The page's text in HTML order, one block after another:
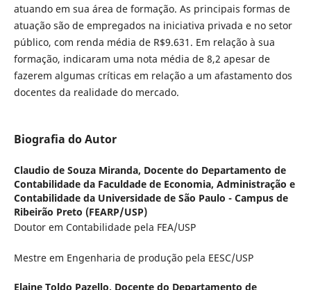
atuando em sua área de formação. As principais formas de
atuação são de empregados na iniciativa privada e no setor
público, com renda média de R$9.631. Em relação à sua
formação, indicaram uma nota média de 8,2 apesar de
fazerem algumas críticas em relação a um afastamento dos
docentes da realidade do mercado.
Biografia do Autor
Claudio de Souza Miranda, Docente do Departamento de
Contabilidade da Faculdade de Economia, Administração e
Contabilidade da Universidade de São Paulo - Campus de
Ribeirão Preto (FEARP/USP)
Doutor em Contabilidade pela FEA/USP
Mestre em Engenharia de produção pela EESC/USP
Elaine Toldo Pazello, Docente do Departamento de